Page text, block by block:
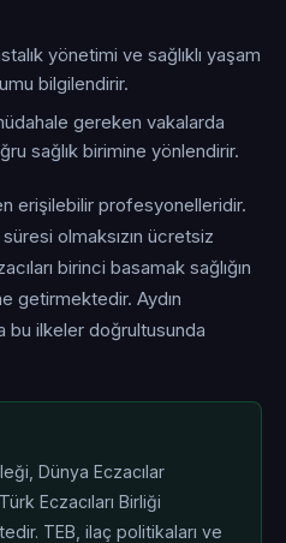
yönetimi ve sağlıklı yaşam
bilgilendirir.
gereken vakalarda
sağlık birimine yönlendirir.
erişilebilir profesyonelleridir.
olmaksızın ücretsiz
birinci basamak sağlığın
getirmektedir. Aydın
bu ilkeler doğrultusunda
Dünya Eczacılar
Eczacıları Birliği
TEB, ilaç politikaları ve